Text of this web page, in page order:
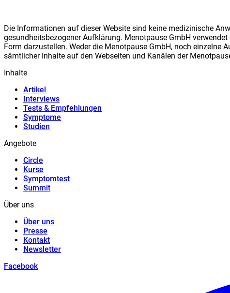
Die Informationen auf dieser Website sind keine medizinische
gesundheitsbezogener Aufklärung. Menotpause GmbH
Form darzustellen. Weder die Menotpause GmbH, noch einzelne
sämtlicher Inhalte auf den Webseiten und Kanälen der Menot
Inhalte
Artikel
Interviews
Tests & Empfehlungen
Symptome
Studien
Angebote
Circle
Kurse
Symptomtest
Summit
Über uns
Über uns
Presse
Kontakt
Newsletter
Facebook